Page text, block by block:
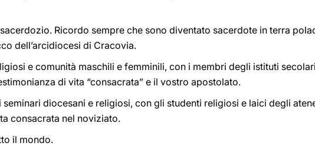
Ricordo sempre che sono diventato sacerdote in terra
dell’arcidiocesi di Cracovia.
e comunità maschili e femminili, con i membri degli istituti
di vita “consacrata” e il vostro apostolato.
diocesani e religiosi, con gli studenti religiosi e laici degli
consacrata nel noviziato.
il mondo.